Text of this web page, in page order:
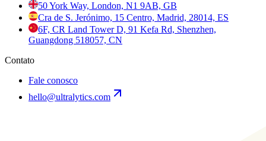
50 York Way, London, N1 9AB, GB
Cra de S. Jerónimo, 15 Centro, Madrid, 28014, ES
6F, CR Land Tower D, 91 Kefa Rd, Shenzhen,
Guangdong 518057, CN
Contato
Fale conosco
hello@ultralytics.com